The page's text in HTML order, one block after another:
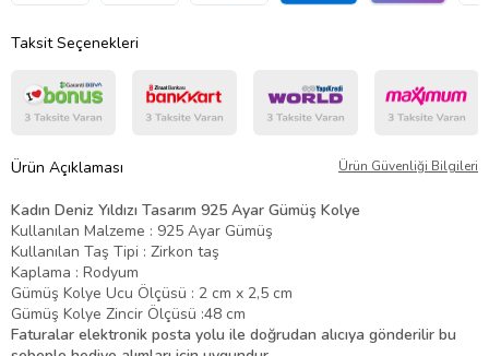
Taksit Seçenekleri
Ürün Açıklaması Ürün Güvenliği Bilgileri
Kadın Deniz Yıldızı Tasarım 925 Ayar Gümüş Kolye
Kullanılan Malzeme : 925 Ayar Gümüş
Kullanılan Taş Tipi : Zirkon taş
Kaplama : Rodyum
Gümüş Kolye Ucu Ölçüsü : 2 cm x 2,5 cm
Gümüş Kolye Zincir Ölçüsü :48 cm
Faturalar elektronik posta yolu ile doğrudan alıcıya gönderilir bu